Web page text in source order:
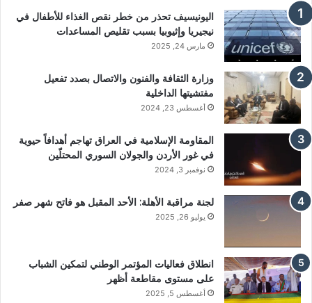
اليونيسيف تحذر من خطر نقص الغذاء للأطفال في
نيجيريا وإثيوبيا بسبب تقليص المساعدات
مارس 24, 2025
وزارة الثقافة والفنون والاتصال بصدد تفعيل
مفتشيتها الداخلية
أغسطس 23, 2024
المقاومة الإسلامية في العراق تهاجم أهدافاً حيوية
في غور الأردن والجولان السوري المحتلّين
نوفمبر 3, 2024
لجنة مراقبة الأهلة: الأحد المقبل هو فاتح شهر صفر
يوليو 26, 2025
انطلاق فعاليات المؤتمر الوطني لتمكين الشباب
على مستوى مقاطعة أظهر
أغسطس 5, 2025